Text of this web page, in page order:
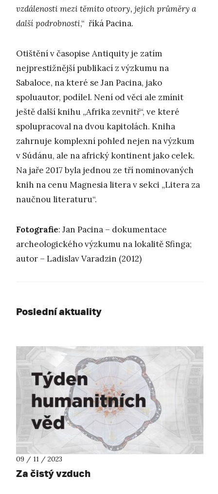
vzdálenosti mezi těmito otvory, jejich průměry a
další podrobnosti,“ říká Pacina.
Otištění v časopise Antiquity je zatím
nejprestižnější publikací z výzkumu na
Sabaloce, na které se Jan Pacina, jako
spoluautor, podílel. Není od věci ale zmínit
ještě další knihu „Afrika zevnitř“, ve které
spolupracoval na dvou kapitolách. Kniha
zahrnuje komplexní pohled nejen na výzkum
v Súdánu, ale na africký kontinent jako celek.
Na jaře 2017 byla jednou ze tří nominovaných
knih na cenu Magnesia litera v sekci „Litera za
naučnou literaturu“.
Fotografie: Jan Pacina – dokumentace
archeologického výzkumu na lokalitě Sfinga;
autor – Ladislav Varadzin (2012)
Poslední aktuality
09 / 11 / 2023
Za čistý vzduch